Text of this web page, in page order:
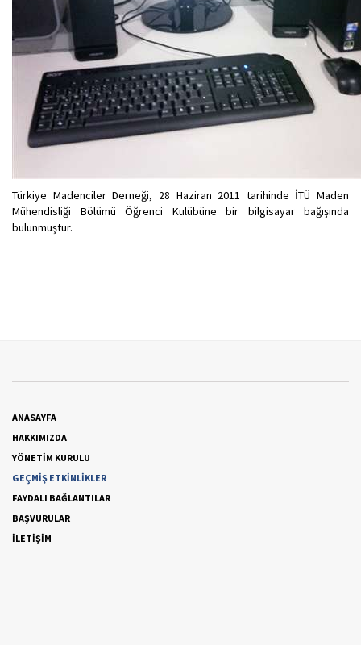
Türkiye Madenciler Derneği, 28 Haziran 2011 tarihinde İTÜ Maden
Mühendisliği Bölümü Öğrenci Kulübüne bir bilgisayar bağışında
bulunmuştur.
ANASAYFA
HAKKIMIZDA
YÖNETİM KURULU
GEÇMİŞ ETKİNLİKLER
FAYDALI BAĞLANTILAR
BAŞVURULAR
İLETİŞİM